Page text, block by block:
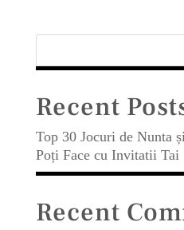
Recent
Top 30 Jocuri de Nunta
Poți Face cu Invitatii Tai
Recent